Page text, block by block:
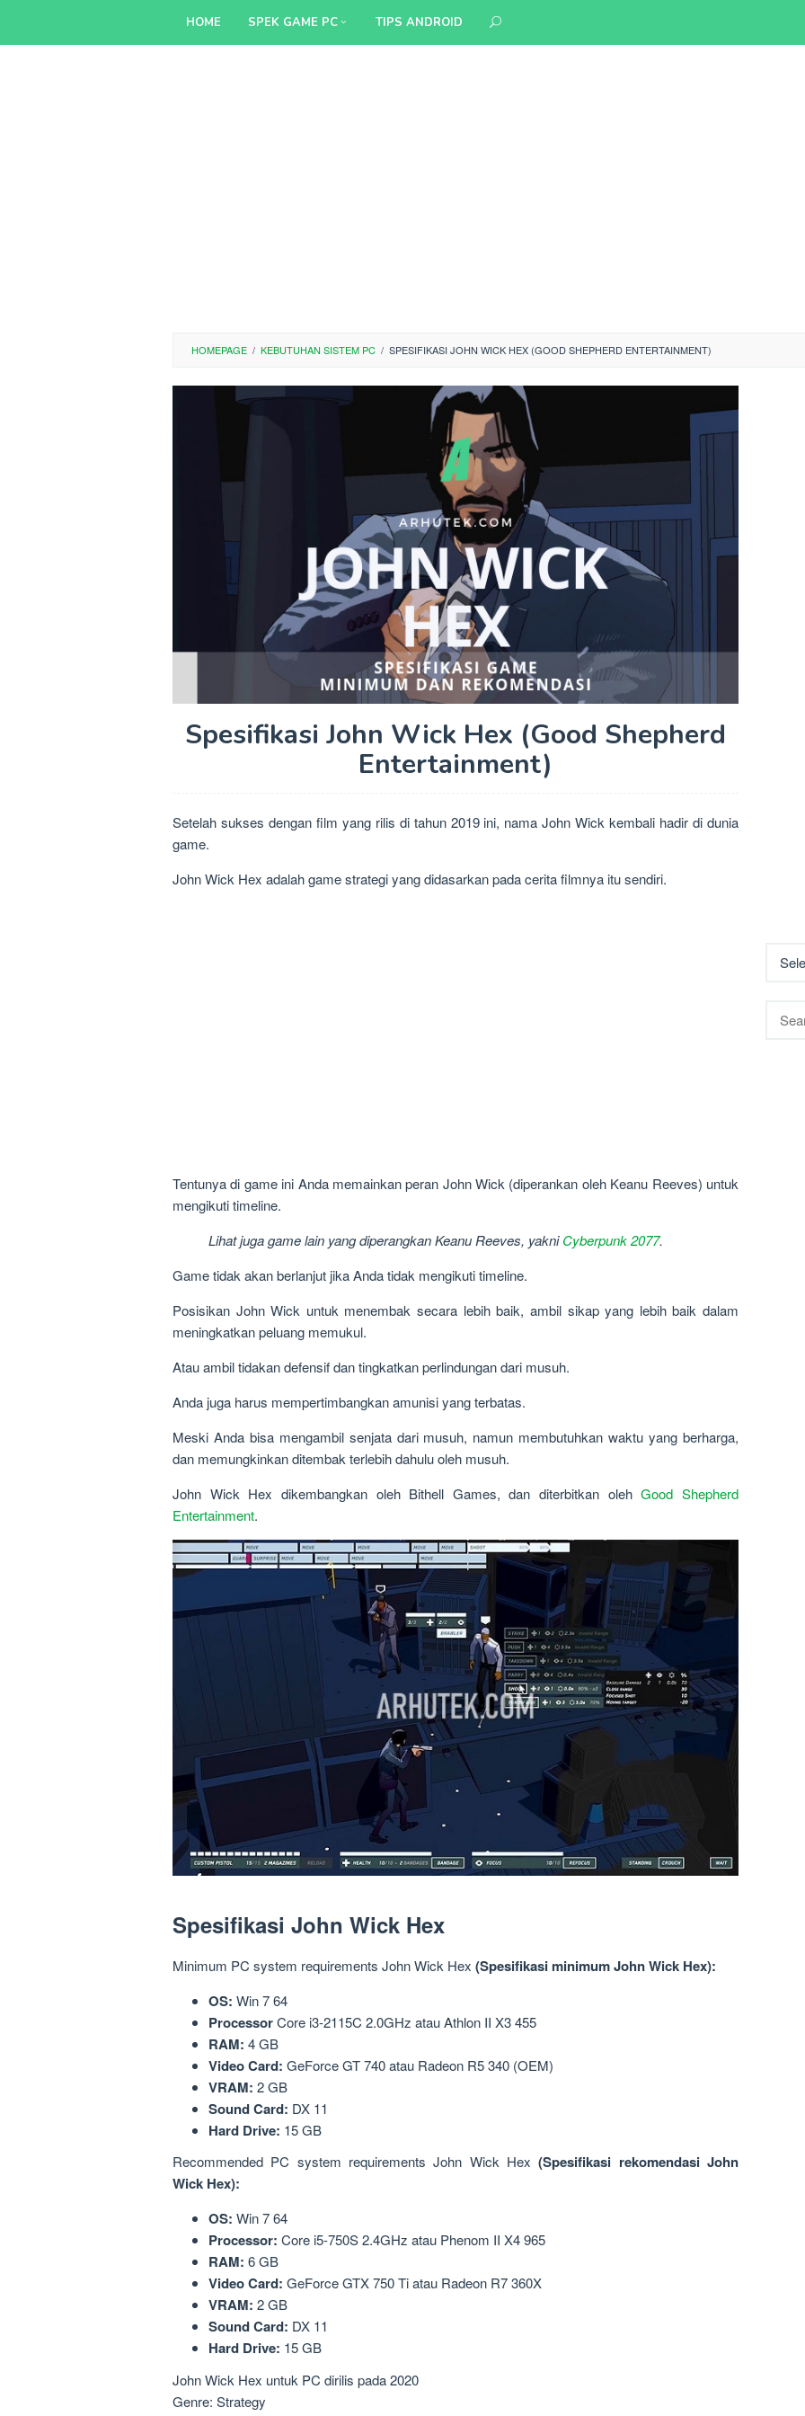
HOME SPEK GAME PC TIPS ANDROID
HOMEPAGE / KEBUTUHAN SISTEM PC / SPESIFIKASI JOHN WICK HEX (GOOD SHEPHERD ENTERTAINMENT)
Spesifikasi John Wick Hex (Good Shepherd
Entertainment)
Setelah sukses dengan film yang rilis di tahun 2019 ini, nama John Wick kembali hadir di dunia
game.
John Wick Hex adalah game strategi yang didasarkan pada cerita filmnya itu sendiri.
Tentunya di game ini Anda memainkan peran John Wick (diperankan oleh Keanu Reeves) untuk
mengikuti timeline.
Lihat juga game lain yang diperangkan Keanu Reeves, yakniCyberpunk 2077.
Game tidak akan berlanjut jika Anda tidak mengikuti timeline.
Posisikan John Wick untuk menembak secara lebih baik, ambil sikap yang lebih baik dalam
meningkatkan peluang memukul.
Atau ambil tidakan defensif dan tingkatkan perlindungan dari musuh.
Anda juga harus mempertimbangkan amunisi yang terbatas.
Meski Anda bisa mengambil senjata dari musuh, namun membutuhkan waktu yang berharga,
dan memungkinkan ditembak terlebih dahulu oleh musuh.
John Wick Hex dikembangkan oleh Bithell Games, dan diterbitkan olehGood Shepherd
Entertainment.
Spesifikasi John Wick Hex
Minimum PC system requirements John Wick Hex (Spesifikasi minimumJohn Wick Hex):
OS: Win 7 64
ProcessorCore i3-2115C 2.0GHz atau Athlon II X3 455
RAM: 4 GB
Video Card: GeForce GT 740 atau Radeon R5 340 (OEM)
VRAM: 2 GB
SoundCard: DX 11
Hard Drive: 15 GB
Recommended PC system requirements John Wick Hex(Spesifikasi rekomendasi John
Wick Hex):
OS: Win 7 64
Processor: Core i5-750S 2.4GHz atau Phenom II X4 965
RAM: 6 GB
Video Card: GeForce GTX 750 Ti atau Radeon R7 360X
VRAM: 2 GB
Sound Card: DX 11
Hard Drive: 15 GB
John Wick Hex untuk PC dirilis pada 2020
Genre: Strategy
for: